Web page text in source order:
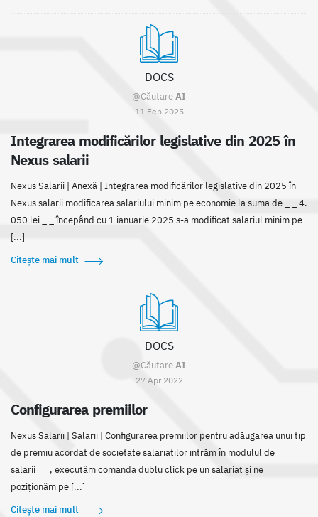
DOCS
@CăutareAI
11 Feb 2025
Integrarea modificărilor legislative din 2025 în
Nexus salarii
Nexus Salarii | Anexă | Integrarea modificărilor legislative din 2025 în
Nexus salarii modificarea salariului minim pe economie la suma de _ _ 4.
050 lei _ _ începând cu 1 ianuarie 2025 s-a modificat salariul minim pe
[...]
Citește mai mult
DOCS
@CăutareAI
27 Apr 2022
Configurarea premiilor
Nexus Salarii | Salarii | Configurarea premiilor pentru adăugarea unui tip
de premiu acordat de societate salariaților intrăm în modulul de _ _
salarii _ _, executăm comanda dublu click pe un salariat și ne
poziționăm pe [...]
Citește mai mult